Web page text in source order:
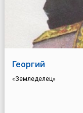
Георгий
«Земледелец»